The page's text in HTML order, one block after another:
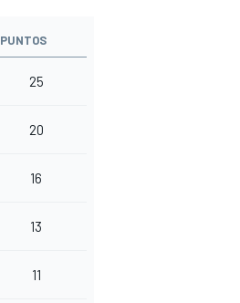
PUNTOS
25
20
16
13
11